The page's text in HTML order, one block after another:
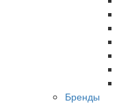
Бренды